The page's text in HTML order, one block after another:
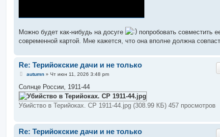
Можно будет как-нибудь на досуге
попробовать совместить
современной картой. Мне кажется, что она вполне должна
Re: Терийокские дачи и не только
С
о
б
щ
е
н
autumn» Чт июн 11, 2026 3:48 pm
Солнце России, 1911-44
Убийство в Терийоках. СР 1911-44.jpg (308.99 КБ) 457 просмотров
Re: Терийокские дачи и не только